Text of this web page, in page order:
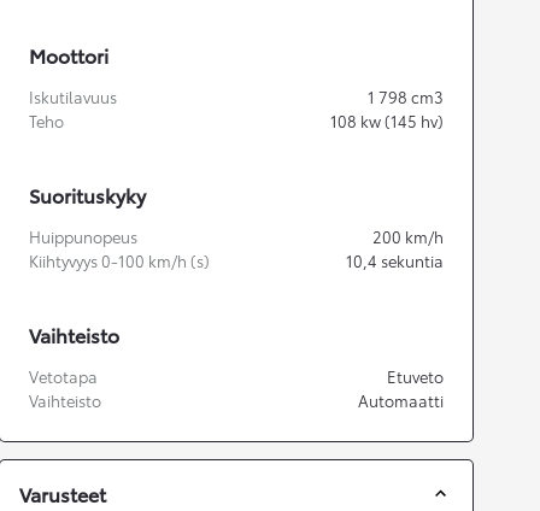
Moottori
Iskutilavuus 1 798 cm3
Teho
108 kw (145 hv)
Suorituskyky
Huippunopeus 200 km/h
Kiihtyvyys 0-100 km/h (s)
10,4 sekuntia
Vaihteisto
Vetotapa
Etuveto
Vaihteisto
Automaatti
Varusteet